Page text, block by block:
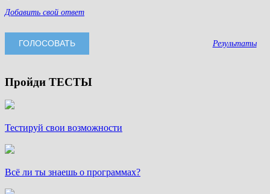
Добавить свой ответ
Результаты
Пройди ТЕСТЫ
Тестируй свои возможности
Всё ли ты знаешь о программах?